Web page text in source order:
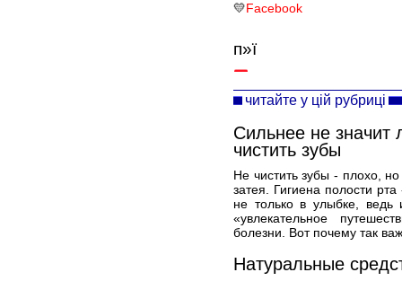
💛Facebook
п»ї
читайте у цій рубриці
Сильнее не значит
чистить зубы
Не чистить зубы - плохо,
затея. Гигиена полости
не только в улыбке, ведь
«увлекательное
болезни. Вот почему так
Натуральные